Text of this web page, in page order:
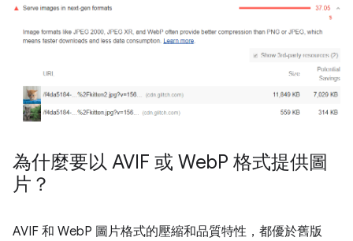
為什麼要以 AVIF 或 WebP 格式提供圖
片？
AVIF 和 WebP 圖片格式的壓縮和品質特性，都優於舊版